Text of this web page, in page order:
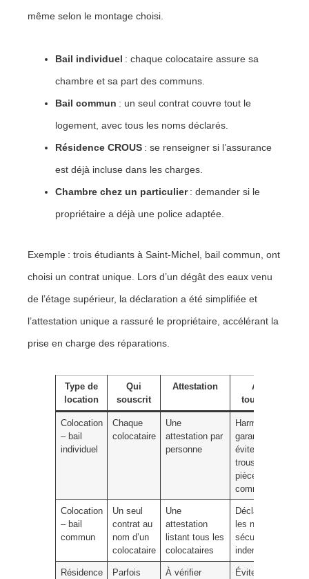
même selon le montage choisi.
Bail individuel : chaque colocataire assure sa
chambre et sa part des communs.
Bail commun : un seul contrat couvre tout le
logement, avec tous les noms déclarés.
Résidence CROUS : se renseigner si l’assurance
est déjà incluse dans les charges.
Chambre chez un particulier: demander si le
propriétaire a déjà une police adaptée.
Exemple : trois étudiants à Saint-Michel, bail commun, ont
choisi un contrat unique. Lors d’un dégât des eaux venu
de l’étage supérieur, la déclaration a été simplifiée et
l’attestation unique a rassuré le propriétaire, accélérant la
prise en charge des réparations.
Type de
location
Qui
souscrit
Attestation
Astuce
toulousaine
Colocation
– bail
individuel
Chaque
colocataire
Une
attestation par
personne
Harmoniser les
garanties pour
éviter les «
trous » sur les
pièces
communes.
Colocation
– bail
commun
Un seul
contrat au
nom d’un
colocataire
Une
attestation
listant tous les
colocataires
Déclarer tous
les noms pour
sécuriser les
indemnisations.
Résidence
Parfois
À vérifier
Éviter le